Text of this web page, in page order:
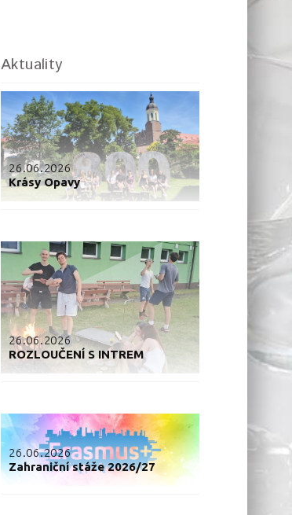
Aktuality
26.06.2026
Krásy Opavy
26.06.2026
ROZLOUČENÍ S INTREM
26.06.2026
Zahraniční stáže 2026/27